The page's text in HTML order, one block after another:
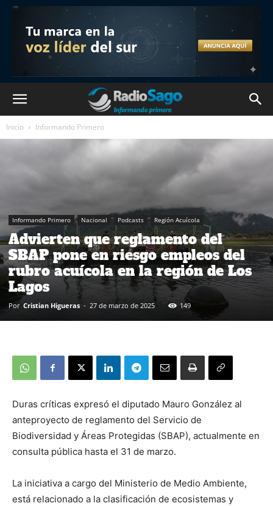
Inicio Informando Primero
Informando Primero Nacional Podcasts Región Acuícola
Advierten que reglamento del
SBAP pone en riesgo empleos del
rubro acuícola en la región de Los
Lagos
Por Cristian Higueras - 27 de marzo de 2025 149
Duras críticas expresó el diputado Mauro González al
anteproyecto de reglamento del Servicio de
Biodiversidad y Áreas Protegidas (SBAP), actualmente en
consulta pública hasta el 31 de marzo.
La iniciativa a cargo del Ministerio de Medio Ambiente,
está relacionado a la clasificación de ecosistemas y